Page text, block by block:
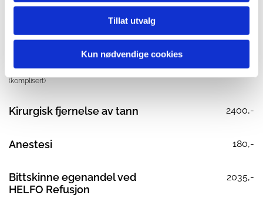
Tillat utvalg
Kun nødvendige cookies
(ukomplisert)
Trekking av tann 1600,-
(komplisert)
Kirurgisk fjernelse av tann 2400,-
Anestesi 180,-
Bittskinne egenandel ved
HELFO Refusjon
2035,-